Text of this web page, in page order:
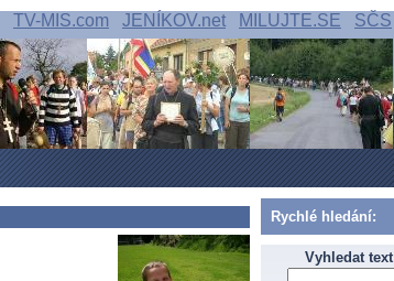
TV-MIS.com JENÍKOV.net MILUJTE.SE SČS
Rychlé hledání:
Vyhledat text